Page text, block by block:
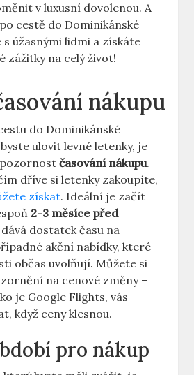
v luxusní dovolenou. A
cestě do Dominikánské
úžasnými lidmi a získáte
zážitky na celý život!
nákupu
do Dominikánské
ulovit levné letenky, je
pozornostčasování nákupu.
dříve si letenky zakoupíte,
získat. Ideální je začít
2-3 měsíce před
dostatek času na
akční nabídky, které
občas uvolňují. Můžete si
na cenové změny –
je Google Flights, vás
když ceny klesnou.
pro nákup